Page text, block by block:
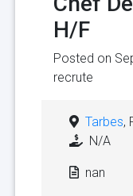
H/F
Posted on
recrute
Tarbes,
N/A
nan